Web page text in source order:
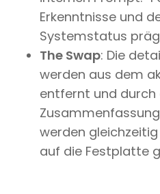
Erkenntnisse und
Systemstatus
The Swap: Die
werden aus dem
entfernt und
werden gleichzeitig
auf die Festplatte